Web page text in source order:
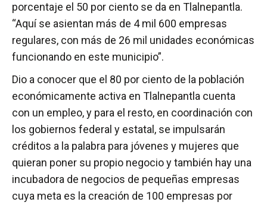
porcentaje el 50 por ciento se da en Tlalnepantla.
“Aquí se asientan más de 4 mil 600 empresas
regulares, con más de 26 mil unidades económicas
funcionando en este municipio”.
Dio a conocer que el 80 por ciento de la población
económicamente activa en Tlalnepantla cuenta
con un empleo, y para el resto, en coordinación con
los gobiernos federal y estatal, se impulsarán
créditos a la palabra para jóvenes y mujeres que
quieran poner su propio negocio y también hay una
incubadora de negocios de pequeñas empresas
cuya meta es la creación de 100 empresas por